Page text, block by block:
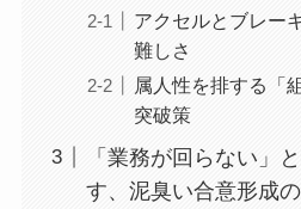
アクセルとブレー
難しさ
属人性を排する「
突破策
「業務が回らない」
す、泥臭い合意形成